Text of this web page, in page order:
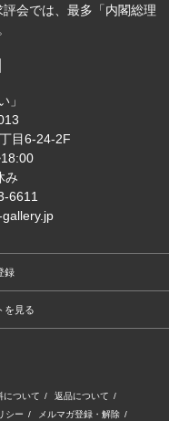
会では、最多「内閣総理
」
目6-24-2F
み
6611
録
を見る
について / 返品について /
シー / メルマガ登録・解除 /